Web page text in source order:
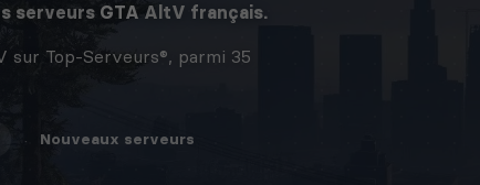
serveurs GTA AltV français.
sur Top-Serveurs®, parmi 35
· Nouveaux serveurs